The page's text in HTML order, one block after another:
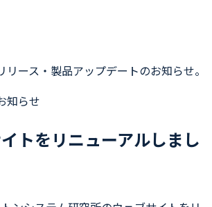
ース・製品アップデートのお知らせ。
知らせ
トをリニューアルしまし